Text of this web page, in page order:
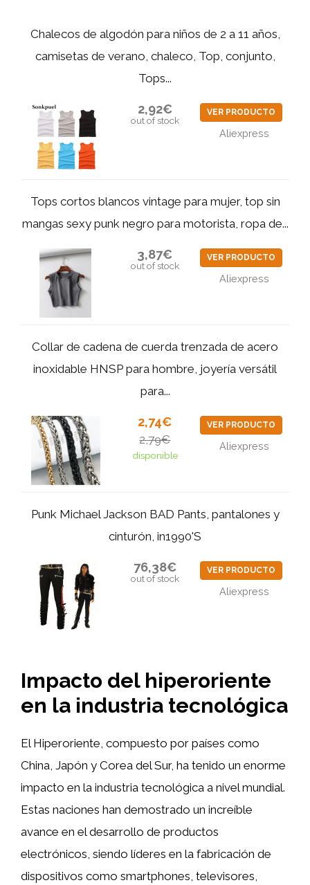
Chalecos de algodón para niños de 2 a 11 años,
camisetas de verano, chaleco, Top, conjunto,
Tops...
2,92€
out of stock
VER PRODUCTO
Aliexpress
Tops cortos blancos vintage para mujer, top sin
mangas sexy punk negro para motorista, ropa de...
3,87€
out of stock
VER PRODUCTO
Aliexpress
Collar de cadena de cuerda trenzada de acero
inoxidable HNSP para hombre, joyería versátil
para...
2,74€
2,79€
disponible
VER PRODUCTO
Aliexpress
Punk Michael Jackson BAD Pants, pantalones y
cinturón, in1990'S
76,38€
out of stock
VER PRODUCTO
Aliexpress
Impacto del hiperoriente
en la industria tecnológica
El Hiperoriente, compuesto por países como
China, Japón y Corea del Sur, ha tenido un enorme
impacto en la industria tecnológica a nivel mundial.
Estas naciones han demostrado un increíble
avance en el desarrollo de productos
electrónicos, siendo líderes en la fabricación de
dispositivos como smartphones, televisores,